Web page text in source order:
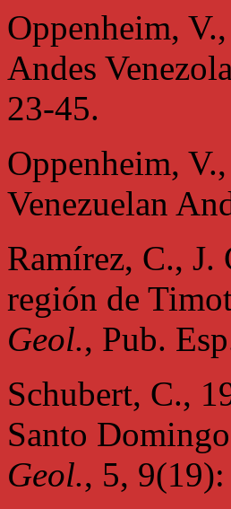
Oppenheim,
Andes
23-45.
Oppenheim,
Venezuelan
Ramírez, C., J.
región de
Geol., Pub.
Schubert, C.,
Santo
Geol., 5,